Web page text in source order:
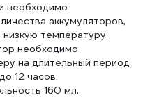
необходимо
аккумуляторов,
температуру.
необходимо
на длительный период
12 часов.
160 мл.